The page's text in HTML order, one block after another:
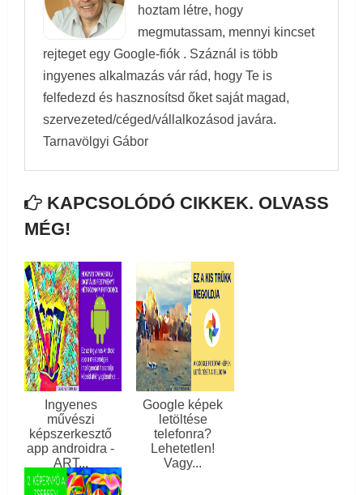
hoztam létre, hogy
megmutassam, mennyi kincset
rejteget egy Google-fiók . Száznál is több
ingyenes alkalmazás vár rád, hogy Te is
felfedezd és hasznosítsd őket saját magad,
szervezeted/céged/vállalkozásod javára.
Tarnavölgyi Gábor
KAPCSOLÓDÓ CIKKEK. OLVASS
MÉG!
Ingyenes
művészi
képszerkesztő
app androidra -
ART...
Google képek
letöltése
telefonra?
Lehetetlen!
Vagy...